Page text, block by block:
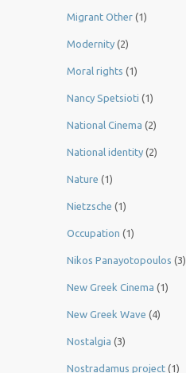
Migrant Other (1)
Modernity (2)
Moral rights (1)
Nancy Spetsioti (1)
National Cinema (2)
National identity (2)
Nature (1)
Nietzsche (1)
Occupation (1)
Nikos Panayotopoulos (3)
New Greek Cinema (1)
New Greek Wave (4)
Nostalgia (3)
Nostradamus project (1)